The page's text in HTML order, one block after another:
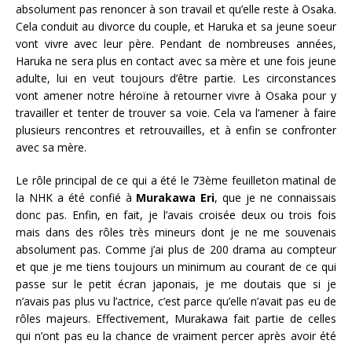
absolument pas renoncer à son travail et qu’elle reste à Osaka.
Cela conduit au divorce du couple, et Haruka et sa jeune soeur
vont vivre avec leur père. Pendant de nombreuses années,
Haruka ne sera plus en contact avec sa mère et une fois jeune
adulte, lui en veut toujours d’être partie. Les circonstances
vont amener notre héroïne à retourner vivre à Osaka pour y
travailler et tenter de trouver sa voie. Cela va l’amener à faire
plusieurs rencontres et retrouvailles, et à enfin se confronter
avec sa mère.
Le rôle principal de ce qui a été le 73ème feuilleton matinal de
la NHK a été confié à Murakawa Eri, que je ne connaissais
donc pas. Enfin, en fait, je l’avais croisée deux ou trois fois
mais dans des rôles très mineurs dont je ne me souvenais
absolument pas. Comme j’ai plus de 200 drama au compteur
et que je me tiens toujours un minimum au courant de ce qui
passe sur le petit écran japonais, je me doutais que si je
n’avais pas plus vu l’actrice, c’est parce qu’elle n’avait pas eu de
rôles majeurs. Effectivement, Murakawa fait partie de celles
qui n’ont pas eu la chance de vraiment percer après avoir été